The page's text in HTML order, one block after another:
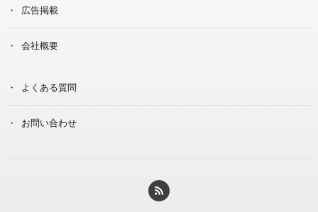
広告掲載
会社概要
よくある質問
お問い合わせ